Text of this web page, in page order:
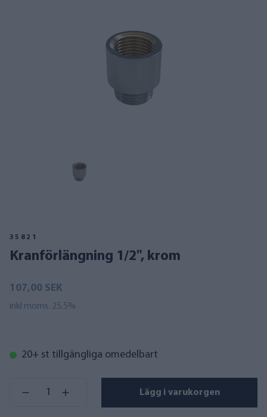
35821
Kranförlängning 1/2", krom
107,00 SEK
inkl moms. 25.5%
20+ st tillgängliga omedelbart
Lägg i varukorgen